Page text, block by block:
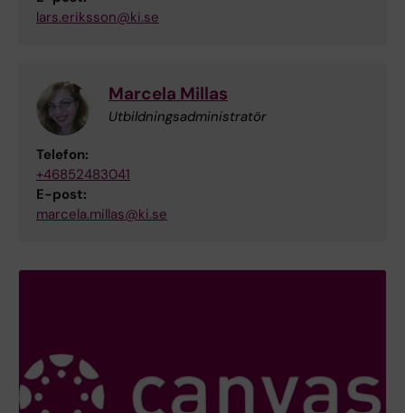
lars.eriksson@ki.se
Marcela Millas
Utbildningsadministratör
Telefon:
+46852483041
E-post:
marcela.millas@ki.se